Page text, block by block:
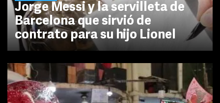
Jorge Messi y la servilleta de
Barcelona que sirvió de
contrato para su hijo Lionel